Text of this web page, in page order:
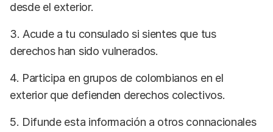
desde el exterior.
3. Acude a tu consulado si sientes que tus
derechos han sido vulnerados.
4. Participa en grupos de colombianos en el
exterior que defienden derechos colectivos.
5. Difunde esta información a otros connacionales